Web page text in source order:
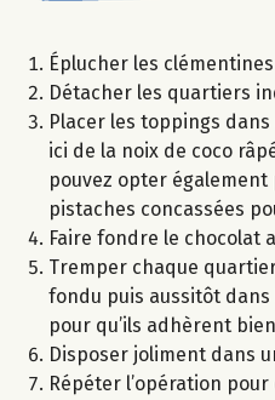
Éplucher les
Détacher les quartiers
Placer les toppings
ici de la noix de coco
pouvez opter également
pistaches concassées
Faire fondre le chocolat
Tremper chaque
fondu puis aussitôt
pour qu’ils adhèrent
Disposer joliment dans
Répéter l’opération